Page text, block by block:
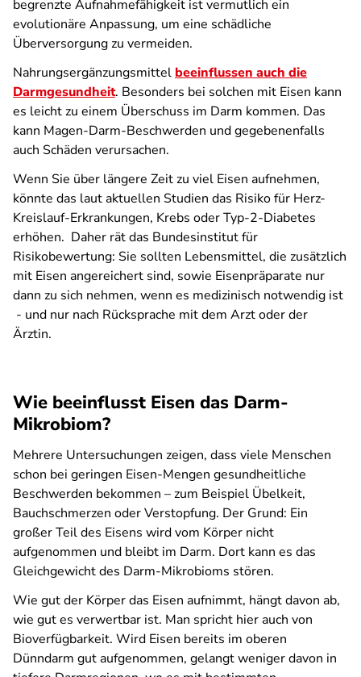
begrenzte Aufnahmefähigkeit ist vermutlich ein
evolutionäre Anpassung, um eine schädliche
Überversorgung zu vermeiden.
Nahrungsergänzungsmittel beeinflussen auch die
Darmgesundheit. Besonders bei solchen mit Eisen kann
es leicht zu einem Überschuss im Darm kommen. Das
kann Magen-Darm-Beschwerden und gegebenenfalls
auch Schäden verursachen.
Wenn Sie über längere Zeit zu viel Eisen aufnehmen,
könnte das laut aktuellen Studien das Risiko für Herz-
Kreislauf-Erkrankungen, Krebs oder Typ-2-Diabetes
erhöhen. Daher rät das Bundesinstitut für
Risikobewertung: Sie sollten Lebensmittel, die zusätzlich
mit Eisen angereichert sind, sowie Eisenpräparate nur
dann zu sich nehmen, wenn es medizinisch notwendig ist
- und nur nach Rücksprache mit dem Arzt oder der
Ärztin.
Wie beeinflusst Eisen das Darm-
Mikrobiom?
Mehrere Untersuchungen zeigen, dass viele Menschen
schon bei geringen Eisen-Mengen gesundheitliche
Beschwerden bekommen – zum Beispiel Übelkeit,
Bauchschmerzen oder Verstopfung. Der Grund: Ein
großer Teil des Eisens wird vom Körper nicht
aufgenommen und bleibt im Darm. Dort kann es das
Gleichgewicht des Darm-Mikrobioms stören.
Wie gut der Körper das Eisen aufnimmt, hängt davon ab,
wie gut es verwertbar ist. Man spricht hier auch von
Bioverfügbarkeit. Wird Eisen bereits im oberen
Dünndarm gut aufgenommen, gelangt weniger davon in